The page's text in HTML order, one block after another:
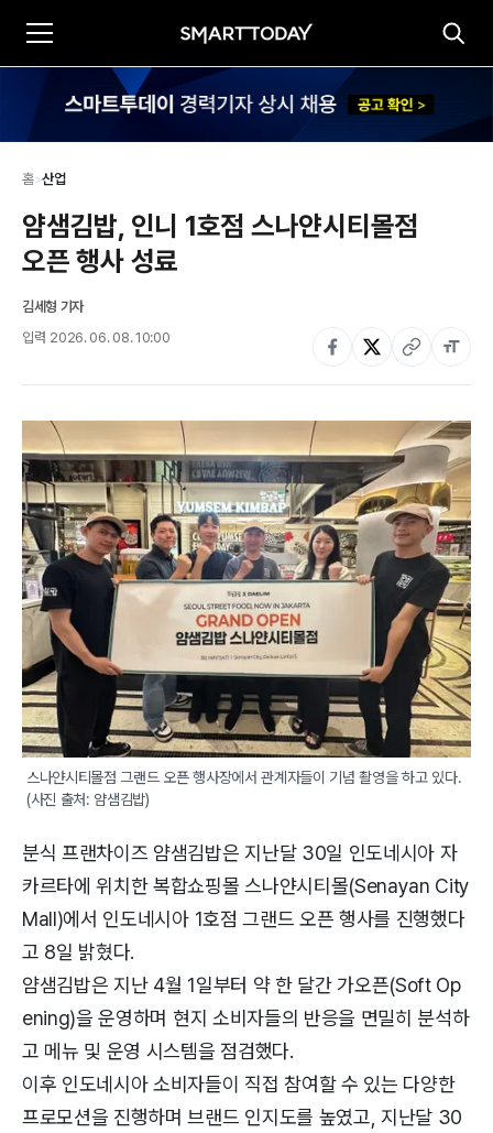
홈>산업
얌샘김밥, 인니 1호점 스나얀시티몰점
오픈 행사 성료
김세형 기자
입력 2026. 06. 08. 10:00
스나얀시티몰점 그랜드 오픈 행사장에서 관계자들이 기념 촬영을 하고 있다.
(사진 출처: 얌샘김밥)
분식 프랜차이즈 얌샘김밥은 지난달 30일 인도네시아 자
카르타에 위치한 복합쇼핑몰 스나얀시티몰(Senayan City
Mall)에서 인도네시아 1호점 그랜드 오픈 행사를 진행했다
고 8일 밝혔다.
얌샘김밥은 지난 4월 1일부터 약 한 달간 가오픈(Soft Op
ening)을 운영하며 현지 소비자들의 반응을 면밀히 분석하
고 메뉴 및 운영 시스템을 점검했다.
이후 인도네시아 소비자들이 직접 참여할 수 있는 다양한
프로모션을 진행하며 브랜드 인지도를 높였고, 지난달 30